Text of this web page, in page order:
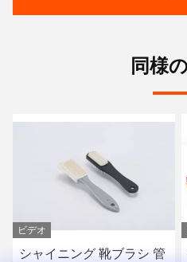
同様
ビデオ
シャイニング 靴ブラシ 管